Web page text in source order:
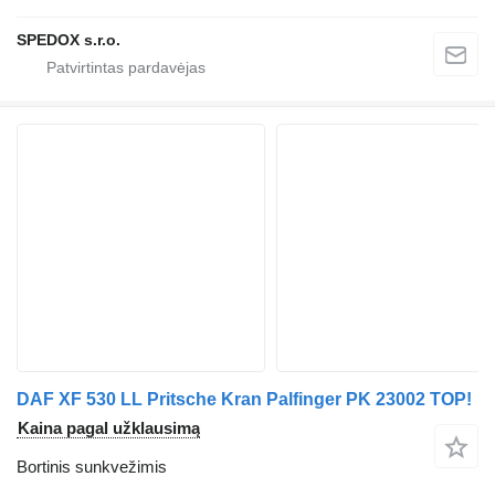
SPEDOX s.r.o.
DAF XF 530 LL Pritsche Kran Palfinger PK 23002 TOP!
Kaina pagal užklausimą
Bortinis sunkvežimis